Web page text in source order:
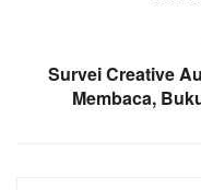
Survei Creative
Membaca,